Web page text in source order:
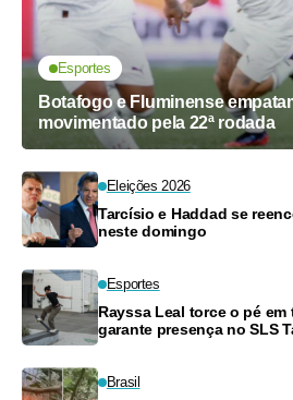
Esportes
Botafogo e Fluminense
movimentado pela 22ª rodada
Eleições 2026
Tarcísio e Haddad se
neste domingo
Esportes
Rayssa Leal torce o pé
garante presença no SLS
Brasil